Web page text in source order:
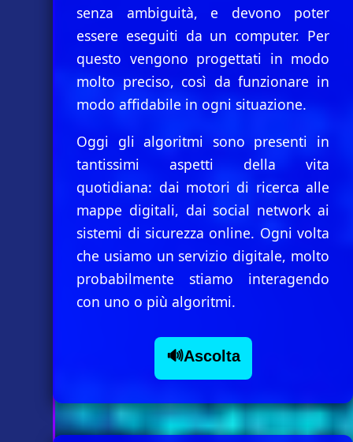
senza ambiguità, e devono poter
essere eseguiti da un computer. Per
questo vengono progettati in modo
molto preciso, così da funzionare in
modo affidabile in ogni situazione.
Oggi gli algoritmi sono presenti in
tantissimi aspetti della vita
quotidiana: dai motori di ricerca alle
mappe digitali, dai social network ai
sistemi di sicurezza online. Ogni volta
che usiamo un servizio digitale, molto
probabilmente stiamo interagendo
con uno o più algoritmi.
🔊Ascolta